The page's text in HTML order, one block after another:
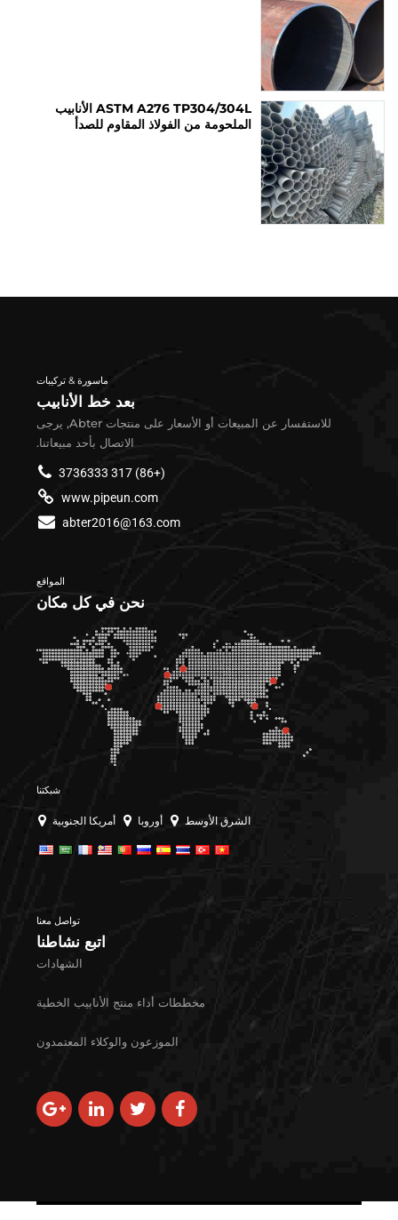
ASTM A276 TP304/304L الأنابيب
الملحومة من الفولاذ المقاوم للصدأ
ماسورة & تركيبات
بعد خط الأنابيب
للاستفسار عن المبيعات أو الأسعار على منتجات Abter, يرجى
الاتصال بأحد مبيعاتنا.
(+86) 317 3736333
www.pipeun.com
abter2016@163.com
المواقع
نحن في كل مكان
شبكتنا
الشرق الأوسط أوروبا أمريكا الجنوبية
تواصل معنا
اتبع نشاطنا
الشهادات
مخططات أداء منتج الأنابيب الخطية
الموزعون والوكلاء المعتمدون